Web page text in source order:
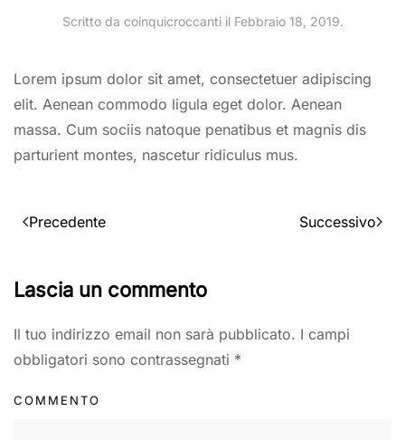
Scritto da coinquicroccantiil Febbraio 18, 2019.
Lorem ipsum dolor sit amet, consectetuer adipiscing
elit. Aenean commodo ligula eget dolor. Aenean
massa. Cum sociis natoque penatibus et magnis dis
parturient montes, nascetur ridiculus mus.
Precedente Successivo
Lascia un commento
Il tuo indirizzo email non sarà pubblicato. I campi
obbligatori sono contrassegnati *
COMMENTO